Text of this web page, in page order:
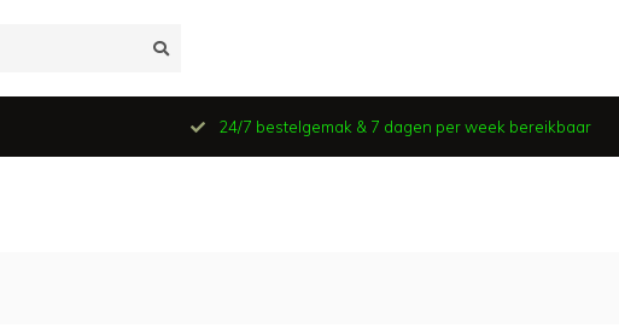
24/7 bestelgemak & 7 dagen per week bereikbaar